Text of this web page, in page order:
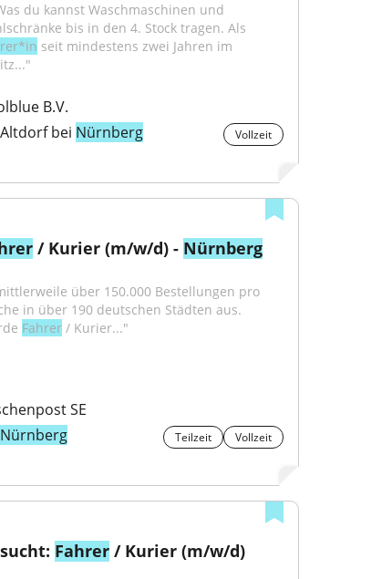
du kannst Waschmaschinen und
seit mindestens zwei Jahren im
B.V.
Altdorf bei Nürnberg Vollzeit
/ Kurier (m/w/d) - Nürnberg
über 150.000 Bestellungen pro
in über 190 deutschen Städten aus.
Fahrer / Kurier..."
SE
Nürnberg
Teilzeit Vollzeit
Fahrer / Kurier (m/w/d)